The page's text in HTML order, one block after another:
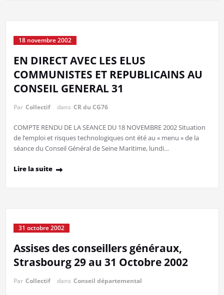
18 novembre 2002
EN DIRECT AVEC LES ELUS
COMMUNISTES ET REPUBLICAINS AU
CONSEIL GENERAL 31
Par Collectif dans CR du CG76
COMPTE RENDU DE LA SEANCE DU 18 NOVEMBRE 2002 Situation
de l’emploi et risques technologiques ont été au « menu » de la
séance du Conseil Général de Seine Maritime, lundi…
Lire la suite
31 octobre 2002
Assises des conseillers généraux,
Strasbourg 29 au 31 Octobre 2002
Par Collectif dans Conseil départemental